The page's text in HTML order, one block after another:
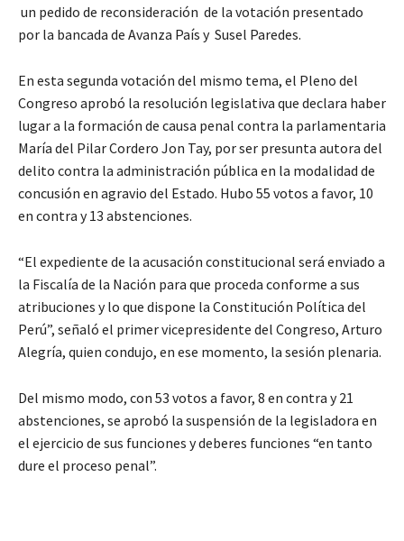
un pedido de reconsideración de la votación presentado
por la bancada de Avanza País y Susel Paredes.
En esta segunda votación del mismo tema, el Pleno del
Congreso aprobó la resolución legislativa que declara haber
lugar a la formación de causa penal contra la parlamentaria
María del Pilar Cordero Jon Tay, por ser presunta autora del
delito contra la administración pública en la modalidad de
concusión en agravio del Estado. Hubo 55 votos a favor, 10
en contra y 13 abstenciones.
“El expediente de la acusación constitucional será enviado a
la Fiscalía de la Nación para que proceda conforme a sus
atribuciones y lo que dispone la Constitución Política del
Perú”, señaló el primer vicepresidente del Congreso, Arturo
Alegría, quien condujo, en ese momento, la sesión plenaria.
Del mismo modo, con 53 votos a favor, 8 en contra y 21
abstenciones, se aprobó la suspensión de la legisladora en
el ejercicio de sus funciones y deberes funciones “en tanto
dure el proceso penal”.